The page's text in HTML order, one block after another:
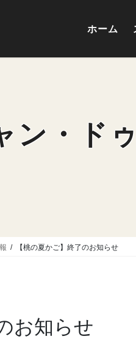
ホーム
ン・ド
【桃の夏かご】終了のお知らせ
お知らせ